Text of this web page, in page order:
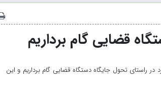
قضایی گام برداریم
راستای تحول جایگاه دستگاه قضایی گام برداریم و این